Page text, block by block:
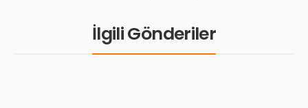
İlgili Gönderiler